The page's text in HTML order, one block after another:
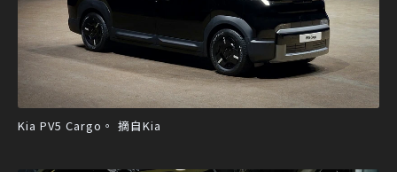
Kia PV5 Cargo。 摘自Kia